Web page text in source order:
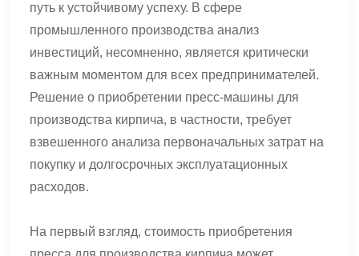
путь к устойчивому успеху. В сфере
промышленного производства анализ
инвестиций, несомненно, является критически
важным моментом для всех предпринимателей.
Решение о приобретении пресс-машины для
производства кирпича, в частности, требует
взвешенного анализа первоначальных затрат на
покупку и долгосрочных эксплуатационных
расходов.
На первый взгляд, стоимость приобретения